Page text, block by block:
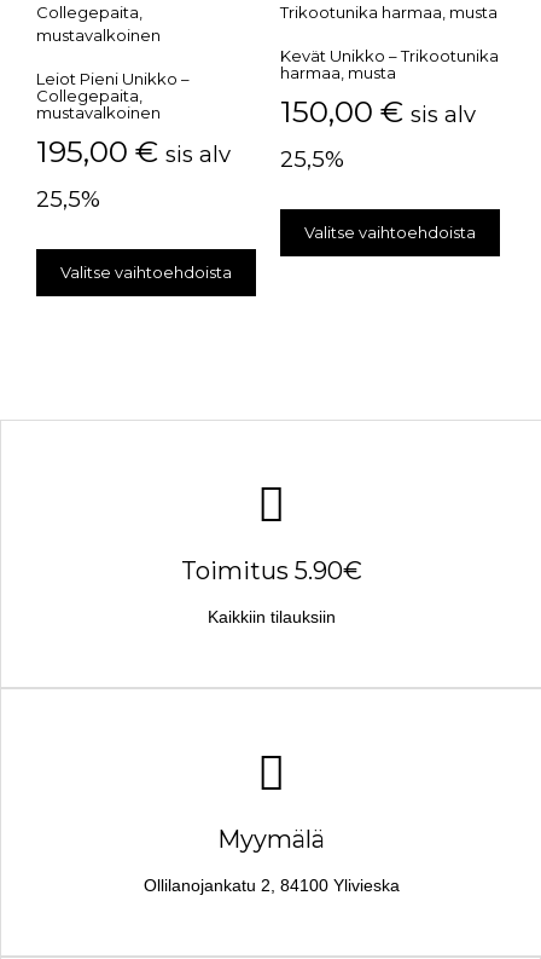
Leiot Pieni Unikko –
Collegepaita,
mustavalkoinen
195,00 € sis alv
25,5%
Valitse vaihtoehdoista
Kevät Unikko – Trikootunika
harmaa, musta
150,00 € sis alv
25,5%
Valitse vaihtoehdoista
Toimitus 5.90€
Kaikkiin tilauksiin
Myymälä
Ollilanojankatu 2, 84100 Ylivieska